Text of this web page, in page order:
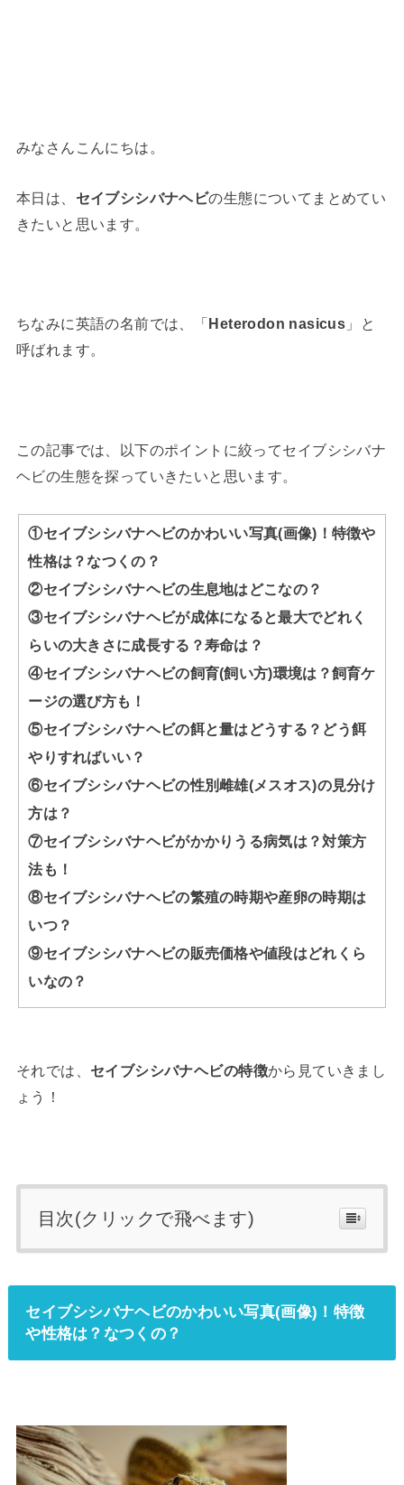
みなさんこんにちは。
本日は、 セイブシシバナヘビの生態についてまとめてい
きたいと思います。
ちなみに英語の名前では、「 Heterodon nasicus 」と
呼ばれます。
この記事では、以下のポイントに絞ってセイブシシバナ
ヘビの生態を探っていきたいと思います。
①セイブシシバナヘビのかわいい写真(画像)！特徴や
性格は？なつくの？
②セイブシシバナヘビの生息地はどこなの？
③セイブシシバナヘビが成体になると最大でどれく
らいの大きさに成長する？寿命は？
④セイブシシバナヘビの飼育(飼い方)環境は？飼育ケ
ージの選び方も！
⑤セイブシシバナヘビの餌と量はどうする？どう餌
やりすればいい？
⑥セイブシシバナヘビの性別雌雄(メスオス)の見分け
方は？
⑦セイブシシバナヘビがかかりうる病気は？対策方
法も！
⑧セイブシシバナヘビの繁殖の時期や産卵の時期は
いつ？
⑨セイブシシバナヘビの販売価格や値段はどれくら
いなの？
それでは、 セイブシシバナヘビの特徴から見ていきまし
ょう！
目次(クリックで飛べます)
セイブシシバナヘビのかわいい写真(画像)！特徴
や性格は？なつくの？